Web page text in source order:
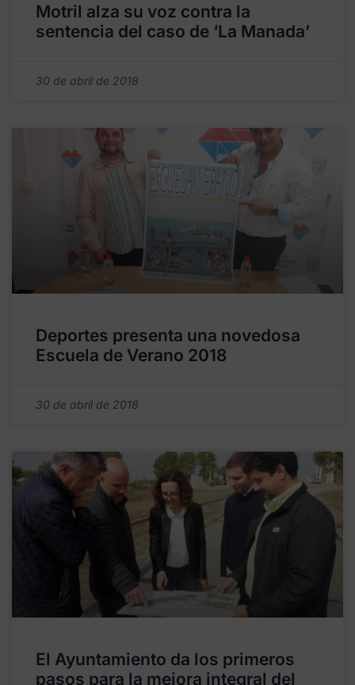
Motril alza su voz contra la
sentencia del caso de ‘La Manada’
30 de abril de 2018
Deportes presenta una novedosa
Escuela de Verano 2018
30 de abril de 2018
El Ayuntamiento da los primeros
pasos para la mejora integral del